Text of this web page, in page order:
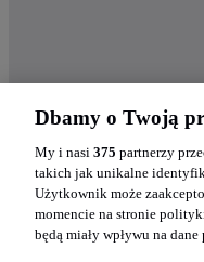
Dbamy o Twoją
My i nasi 375 partnerzy
takich jak unikalne
Użytkownik może
momencie na stronie
będą miały wpływu na